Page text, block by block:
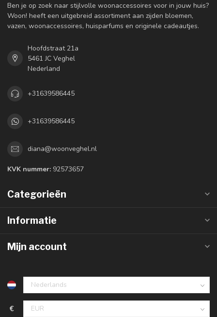
Ben je op zoek naar stijlvolle woonaccessoires voor in jouw huis?
Woon! heeft een uitgebreid assortiment aan zijden bloemen,
vazen, woonaccessoires, huisparfums en originele cadeautjes.
Hoofdstraat 21a
5461 JC Veghel
Nederland
+31639586445
+31639586445
diana@woonveghel.nl
KVK nummer: 92573657
Categorieën
Informatie
Mijn account
€